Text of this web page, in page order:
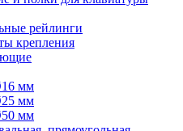
рейлинги
крепления
мм
мм
мм